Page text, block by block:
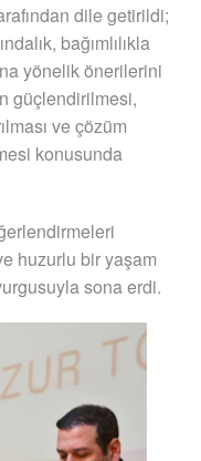
dile getirildi;
bağımlılıkla
yönelik önerilerini
güçlendirilmesi,
ve çözüm
konusunda
huzurlu bir yaşam
sona erdi.